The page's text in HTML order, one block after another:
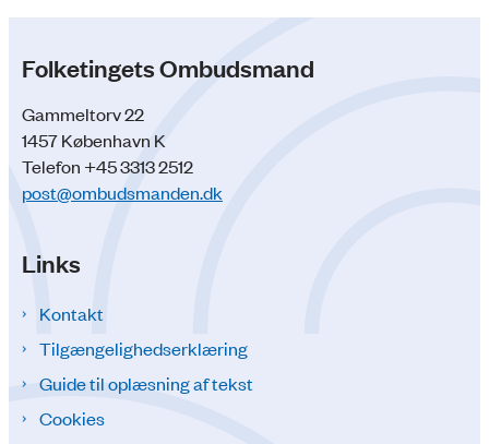
Folketingets Ombudsmand
Gammeltorv 22
1457 København K
Telefon +45 3313 2512
post@ombudsmanden.dk
Links
Kontakt
Tilgængelighedserklæring
Guide til oplæsning af tekst
Cookies